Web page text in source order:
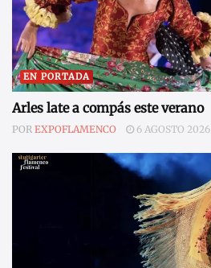
EN PORTADA
Arles late a compás este verano
POR EXPOFLAMENCO 6 AGOSTO 2026